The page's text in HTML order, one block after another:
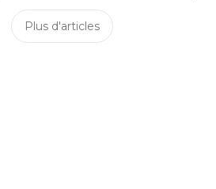
Plus d'articles